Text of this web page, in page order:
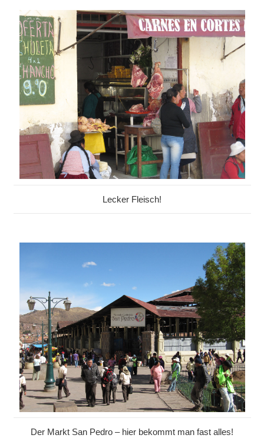
Lecker Fleisch!
Der Markt San Pedro – hier bekommt man fast alles!